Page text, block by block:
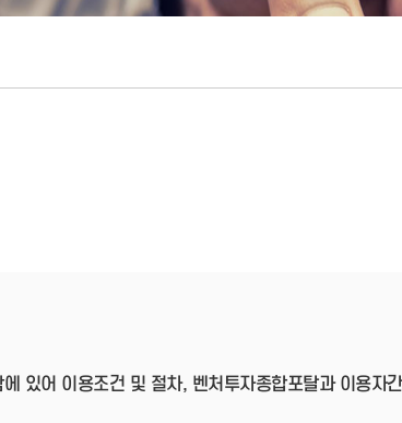
벤처통계
구 보고서
인서발급시
있어 이용조건 및 절차, 벤처투자종합포탈과 이용자